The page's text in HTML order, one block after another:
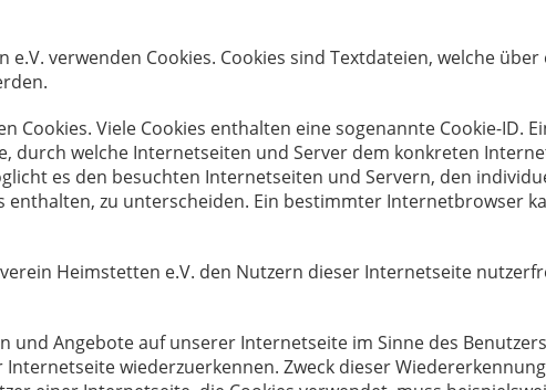
verwenden Cookies. Cookies sind Textdateien, welche
Cookies. Viele Cookies enthalten eine sogenannte Cookie-ID.
durch welche Internetseiten und Server dem konkreten
es den besuchten Internetseiten und Servern, den
zu unterscheiden. Ein bestimmter Internetbrowser
Heimstetten e.V. den Nutzern dieser Internetseite
und Angebote auf unserer Internetseite im Sinne des
wiederzuerkennen. Zweck dieser